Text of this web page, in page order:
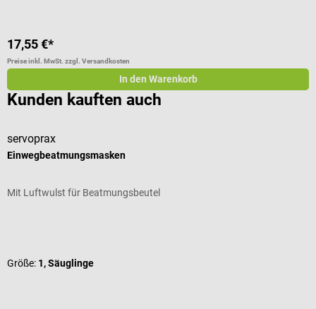
17,55 €*
Preise inkl. MwSt. zzgl. Versandkosten
In den Warenkorb
Kunden kauften auch
servoprax
Einwegbeatmungsmasken
Mit Luftwulst für Beatmungsbeutel
Größe: 1, Säuglinge